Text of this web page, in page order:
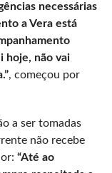
necessárias
a Vera está
hoje, não vai
, começou por
a ser tomadas
não recebe
“Até ao